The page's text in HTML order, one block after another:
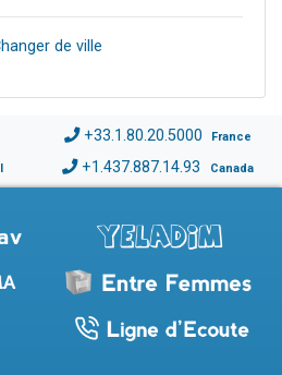
de ville
+33.1.80.20.5000 France
+1.437.887.14.93 Canada